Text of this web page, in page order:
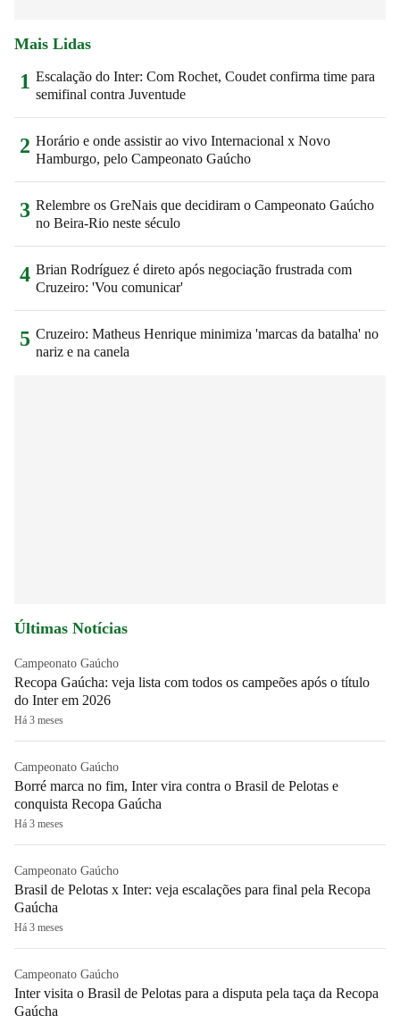
Mais Lidas
1 Escalação do Inter: Com Rochet, Coudet confirma time para
semifinal contra Juventude
2 Horário e onde assistir ao vivo Internacional x Novo
Hamburgo, pelo Campeonato Gaúcho
3 Relembre os GreNais que decidiram o Campeonato Gaúcho
no Beira-Rio neste século
4 Brian Rodríguez é direto após negociação frustrada com
Cruzeiro: 'Vou comunicar'
5 Cruzeiro: Matheus Henrique minimiza 'marcas da batalha' no
nariz e na canela
Últimas Notícias
Campeonato Gaúcho
Recopa Gaúcha: veja lista com todos os campeões após o título
do Inter em 2026
Há 3 meses
Campeonato Gaúcho
Borré marca no fim, Inter vira contra o Brasil de Pelotas e
conquista Recopa Gaúcha
Há 3 meses
Campeonato Gaúcho
Brasil de Pelotas x Inter: veja escalações para final pela Recopa
Gaúcha
Há 3 meses
Campeonato Gaúcho
Inter visita o Brasil de Pelotas para a disputa pela taça da Recopa
Gaúcha